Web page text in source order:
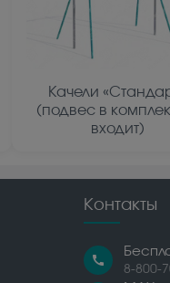
Качели
(подвес в
входит)
Контакты
call
8-800-